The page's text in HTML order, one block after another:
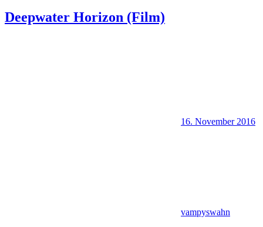
Deepwater Horizon (Film)
16. November 2016
vampyswahn